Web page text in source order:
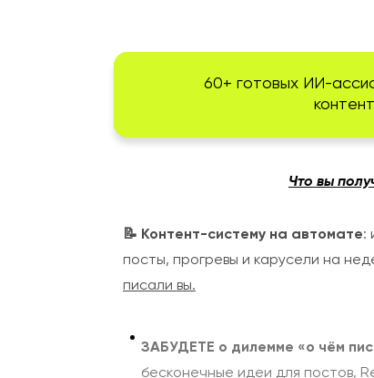
60+ готовых ИИ-
Что вы
📝 Контент-систему на автомате:
посты, прогревы и карусели на
писали вы.
ЗАБУДЕТЕ о дилемме «о чём
бесконечные идеи для постов,